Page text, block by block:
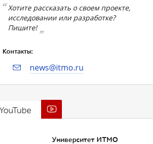
Хотите рассказать о своем проекте,
исследовании или разработке?
Пишите!
Контакты:
news@itmo.ru
Университет ИТМО